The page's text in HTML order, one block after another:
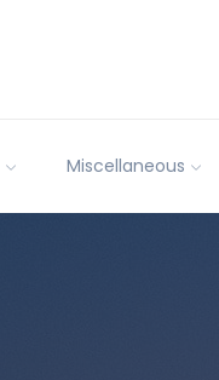
Miscellaneous